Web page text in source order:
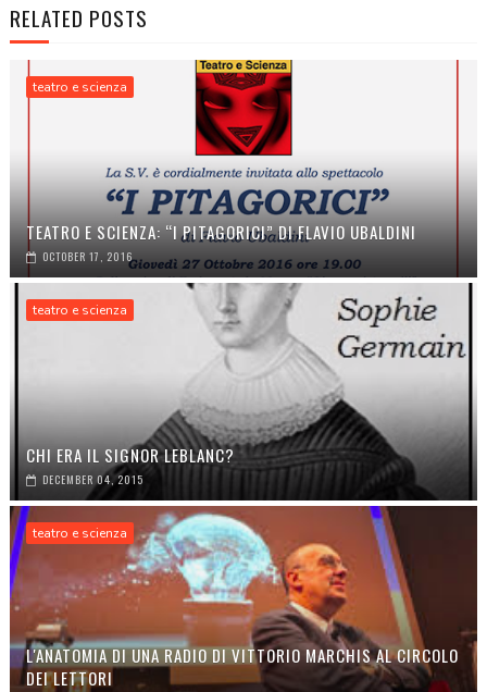
RELATED POSTS
teatro e scienza
TEATRO E SCIENZA: “I PITAGORICI” DI FLAVIO UBALDINI
OCTOBER 17, 2016
teatro e scienza
CHI ERA IL SIGNOR LEBLANC?
DECEMBER 04, 2015
teatro e scienza
L'ANATOMIA DI UNA RADIO DI VITTORIO MARCHIS AL CIRCOLO
DEI LETTORI